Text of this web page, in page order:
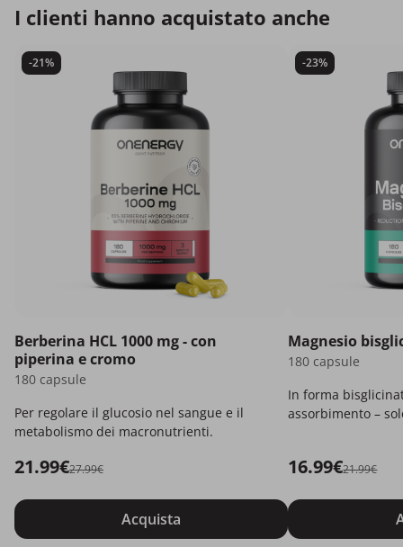
I clienti hanno acquistato anche
-21%
Berberina HCL 1000 mg - con
piperina e cromo
180 capsule
Per regolare il glucosio nel sangue e il
metabolismo dei macronutrienti.
21.99€27.99€
Acquista
-23%
Magnesio
180 capsule
In forma
assorbimento –
16.99€21.99€